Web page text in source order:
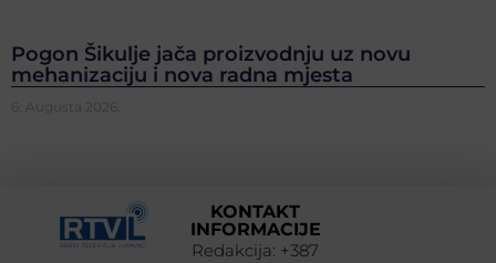
Pogon Šikulje jača proizvodnju uz novu
mehanizaciju i nova radna mjesta
6. Augusta 2026.
KONTAKT
INFORMACIJE
Redakcija: +387